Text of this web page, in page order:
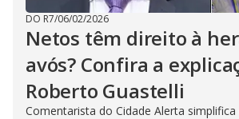
DO R7/06/02/2026
Netos têm direito à
avós? Confira a
Roberto Guastelli
Comentarista do Cidade Alerta